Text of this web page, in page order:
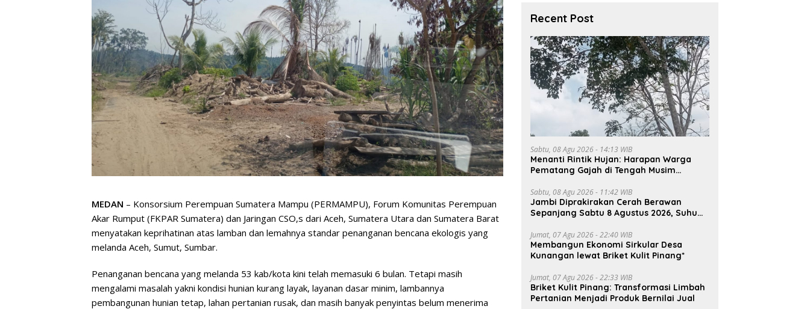
MEDAN – Konsorsium Perempuan Sumatera Mampu (PERMAMPU), Forum Komunitas Perempuan
Akar Rumput (FKPAR Sumatera) dan Jaringan CSO,s dari Aceh, Sumatera Utara dan Sumatera Barat
menyatakan keprihatinan atas lamban dan lemahnya standar penanganan bencana ekologis yang
melanda Aceh, Sumut, Sumbar.
Penanganan bencana yang melanda 53 kab/kota kini telah memasuki 6 bulan. Tetapi masih
mengalami masalah yakni kondisi hunian kurang layak, layanan dasar minim, lambannya
pembangunan hunian tetap, lahan pertanian rusak, dan masih banyak penyintas belum menerima
Recent Post
Sabtu, 08 Agu 2026 - 14:13 WIB
Menanti Rintik Hujan: Harapan Warga
Pematang Gajah di Tengah Musim
Sabtu, 08 Agu 2026 - 11:42 WIB
Jambi Diprakirakan Cerah Berawan
Sepanjang Sabtu 8 Agustus 2026, Suhu
Jumat, 07 Agu 2026 - 22:40 WIB
Membangun Ekonomi Sirkular Desa
Kunangan lewat Briket Kulit Pinang*
Jumat, 07 Agu 2026 - 22:33 WIB
Briket Kulit Pinang: Transformasi Limbah
Pertanian Menjadi Produk Bernilai Jual